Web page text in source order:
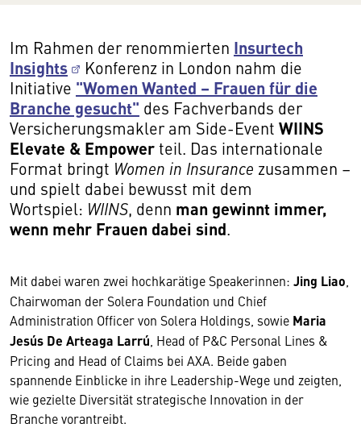
Im Rahmen der renommierten Insurtech
Insights
Konferenz in London nahm die
Initiative "Women Wanted – Frauen für die
Branche gesucht" des Fachverbands der
Versicherungsmakler am Side-Event WIINS
Elevate & Empowerteil. Das internationale
Format bringt Women in Insurance zusammen –
und spielt dabei bewusst mit dem
Wortspiel: WIINS, denn man gewinnt immer,
wenn mehr Frauen dabei sind.
Mit dabei waren zwei hochkarätige Speakerinnen: Jing Liao
Chairwoman der Solera Foundation und Chief
Administration Officer von Solera Holdings, sowie Maria
Jesús De Arteaga Larrú , Head of P&C Personal Lines &
Pricing and Head of Claims bei AXA. Beide gaben
spannende Einblicke in ihre Leadership-Wege und zeigten,
wie gezielte Diversität strategische Innovation in der
Branche vorantreibt.